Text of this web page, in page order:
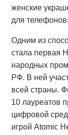
женские
для
Одним из
стала первая
народных
РФ. В ней
всей страны.
10 лауреатов
цифровой
игрой Atomic